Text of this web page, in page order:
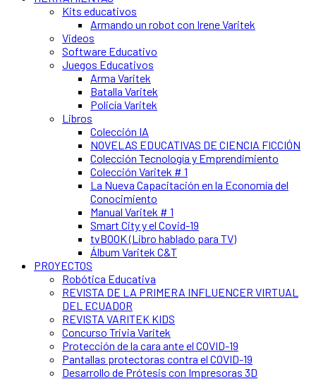
Kits educativos
Armando un robot con Irene Varitek
Videos
Software Educativo
Juegos Educativos
Arma Varitek
Batalla Varitek
Policía Varitek
Libros
Colección IA
NOVELAS EDUCATIVAS DE CIENCIA FICCIÓN
Colección Tecnología y Emprendimiento
Colección Varitek # 1
La Nueva Capacitación en la Economía del
Conocimiento
Manual Varitek # 1
Smart City y el Covid-19
tvBOOK (Libro hablado para TV)
Álbum Varitek C&T
PROYECTOS
Robótica Educativa
REVISTA DE LA PRIMERA INFLUENCER VIRTUAL
DEL ECUADOR
REVISTA VARITEK KIDS
Concurso Trivia Varitek
Protección de la cara ante el COVID-19
Pantallas protectoras contra el COVID-19
Desarrollo de Prótesis con Impresoras 3D